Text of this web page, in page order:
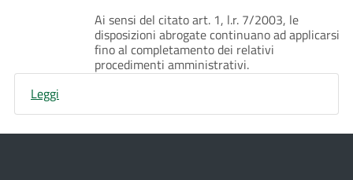
Ai sensi del citato art. 1, l.r. 7/2003, le
disposizioni abrogate continuano ad applicarsi
fino al completamento dei relativi
procedimenti amministrativi.
Leggi